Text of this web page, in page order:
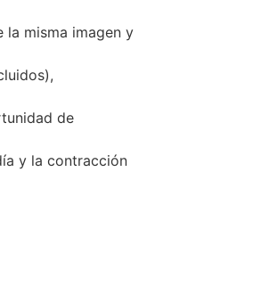
la misma imagen y
de
y la contracción